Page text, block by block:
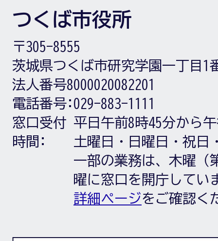
つくば市役所
〒305-8555
茨城県つくば市研究学園一丁目1
法人番号8000020082201
電話番号: 029-883-1111
窓口受付
時間:
平日午前8時45分から
土曜日・日曜日・祝日
一部の業務は、木曜（
曜に窓口を開庁してい
詳細ページをご確認く